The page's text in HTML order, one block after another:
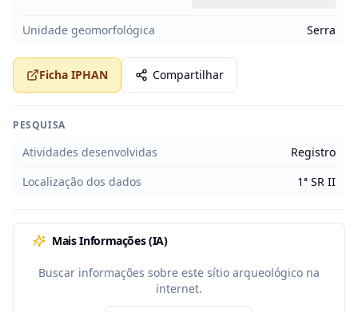
Unidade geomorfológica Serra
Ficha IPHAN Compartilhar
PESQUISA
Atividades desenvolvidas
Registro
Localização dos dados
1ª SR II
Mais Informações (IA)
Buscar informações sobre este sítio arqueológico na
internet.